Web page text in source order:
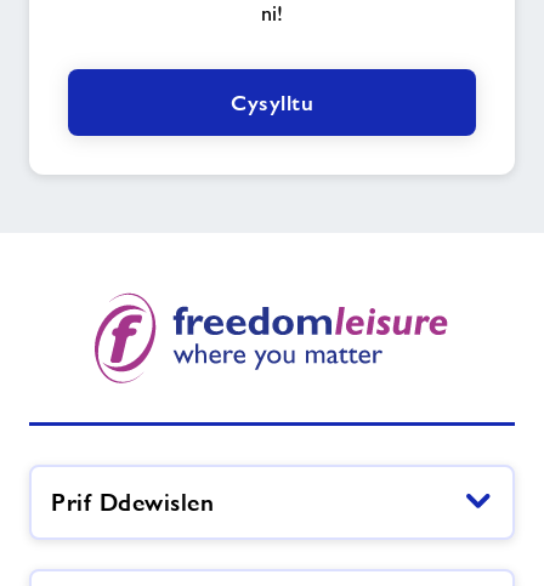
ni!
Cysylltu
Prif Ddewislen